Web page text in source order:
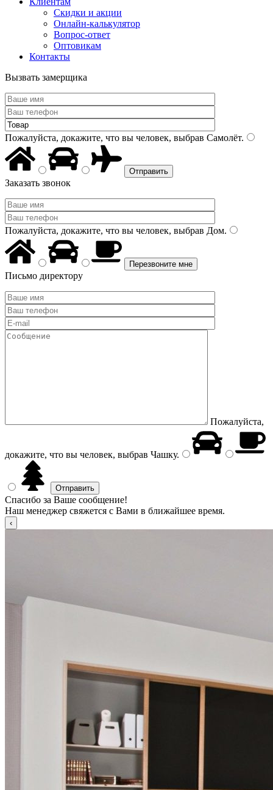
Скидки и акции
Онлайн-калькулятор
Вопрос-ответ
Оптовикам
Контакты
Вызвать замерщика
Пожалуйста, докажите, что вы человек, выбрав Самолёт.
Заказать звонок
Пожалуйста, докажите, что вы человек, выбрав Дом.
Письмо директору
Пожалуйста,
докажите, что вы человек, выбрав Чашку.
Спасибо за Ваше сообщение!
Наш менеджер свяжется с Вами в ближайшее время.